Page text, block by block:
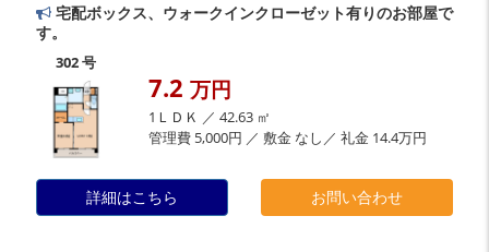
宅配ボックス、ウォークインクローゼット有りのお部屋で
す。
302 号
7.2 万円
1ＬＤＫ ／ 42.63 ㎡
管理費 5,000円 ／ 敷金 なし／ 礼金 14.4万円
詳細はこちら お問い合わせ